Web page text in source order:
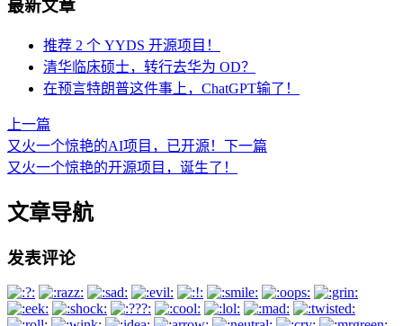
最新文章
推荐 2 个 YYDS 开源项目！
清华临床硕士，转行去华为 OD？
在预言特朗普这件事上，ChatGPT输了！
上一篇
又火一个惊艳的AI项目，已开源！ 下一篇
又火一个惊艳的开源项目，诞生了！
文章导航
发表评论